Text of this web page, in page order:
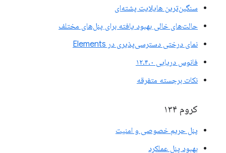
سنگین‌ترین هایلایت پشته‌ای
حالت‌های خالی بهبود یافته برای پنل‌های مختلف
نمای درختی دسترسی‌پذیری در Elements
فانوس دریایی ۱۲.۴.۰
نکات برجسته متفرقه
کروم ۱۳۴
پنل حریم خصوصی و امنیت
بهبود پنل عملکرد